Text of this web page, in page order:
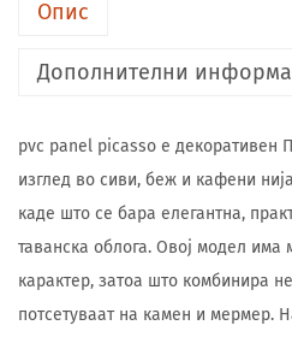
Опис
Дополнителни
pvc panel picasso е декоративен
изглед во сиви, беж и кафени
каде што се бара елегантна,
таванска облога. Овој модел има
карактер, затоа што комбинира
потсетуваат на камен и мермер.